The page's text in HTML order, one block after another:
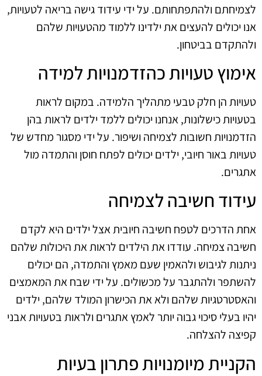
לצמיחתם ולהתפתחותם. על ידי עידוד גישה בריאה לטעויות,
אנו יכולים להעצים את ילדינו ללמוד מהטעויות שלהם
ולהתקדם בביטחון.
אימוץ טעויות כהזדמנויות למידה
טעויות הן חלק טבעי מתהליך הלמידה. במקום לראות
בטעויות כישלונות, אנחנו יכולים ללמד ילדים לראות בהן
הזדמנויות חשובות לצמיחה ושיפור. על ידי מסגור מחדש של
טעויות באור חיובי, ילדים יכולים לפתח חוסן והתמדה מול
אתגרים.
עידוד חשיבה לצמיחה
אחת הדרכים לטפח חשיבה חיובית אצל ילדים היא לקדם
חשיבה צמיחה. עודדו את הילדים לראות את היכולות שלהם
ניתנות לגיבוש ולהאמין שעם מאמץ והתמדה, הם יכולים
להשתפר ולהתגבר על מכשולים. על ידי שבח את המאמצים
והאסטרטגיות שלהם ולא את הכישרון המולד שלהם, ילדים
יהיו בעלי סיכוי גבוה יותר לאמץ אתגרים ולראות בטעויות אבני
קפיצה להצלחה.
הקניית מיומנויות פתרון בעיות